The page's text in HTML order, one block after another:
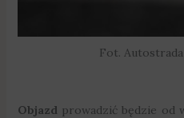
Fot.
Objazd prowadzić będzie od